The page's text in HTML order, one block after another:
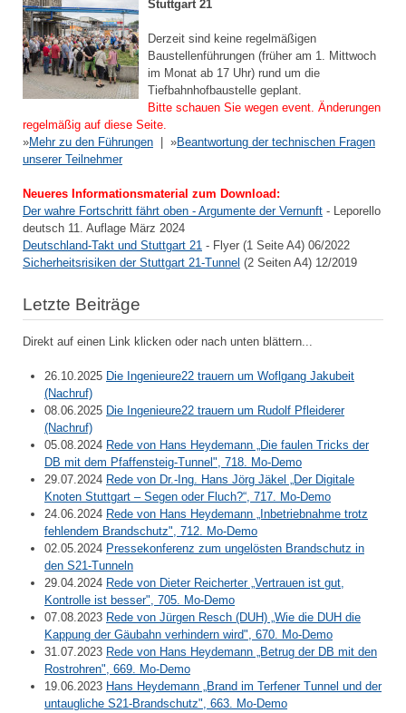
Stuttgart 21
Derzeit sind keine regelmäßigen
Baustellenführungen (früher am 1. Mittwoch
im Monat ab 17 Uhr) rund um die
Tiefbahnhofbaustelle geplant.
Bitte schauen Sie wegen event. Änderungen
regelmäßig auf diese Seite.
»Mehr zu den Führungen | »Beantwortung der technischen Fragen
unserer Teilnehmer
Neueres Informationsmaterial zum Download:
Der wahre Fortschritt fährt oben - Argumente der Vernunft - Leporello
deutsch 11. Auflage März 2024
Deutschland-Takt und Stuttgart 21 - Flyer (1 Seite A4) 06/2022
Sicherheitsrisiken der Stuttgart 21-Tunnel (2 Seiten A4) 12/2019
Letzte Beiträge
Direkt auf einen Link klicken oder nach unten blättern...
26.10.2025 Die Ingenieure22 trauern um Woflgang Jakubeit
(Nachruf)
08.06.2025 Die Ingenieure22 trauern um Rudolf Pfleiderer
(Nachruf)
05.08.2024 Rede von Hans Heydemann „Die faulen Tricks der
DB mit dem Pfaffensteig-Tunnel", 718. Mo-Demo
29.07.2024 Rede von Dr.-Ing. Hans Jörg Jäkel „Der Digitale
Knoten Stuttgart – Segen oder Fluch?“, 717. Mo-Demo
24.06.2024 Rede von Hans Heydemann „Inbetriebnahme trotz
fehlendem Brandschutz", 712. Mo-Demo
02.05.2024 Pressekonferenz zum ungelösten Brandschutz in
den S21-Tunneln
29.04.2024 Rede von Dieter Reicherter „Vertrauen ist gut,
Kontrolle ist besser", 705. Mo-Demo
07.08.2023 Rede von Jürgen Resch (DUH) „Wie die DUH die
Kappung der Gäubahn verhindern wird", 670. Mo-Demo
31.07.2023 Rede von Hans Heydemann „Betrug der DB mit den
Rostrohren", 669. Mo-Demo
19.06.2023 Hans Heydemann „Brand im Terfener Tunnel und der
untaugliche S21-Brandschutz", 663. Mo-Demo